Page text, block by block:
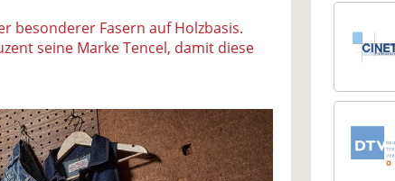
besonderer Fasern auf Holzbasis.
seine Marke Tencel, damit diese